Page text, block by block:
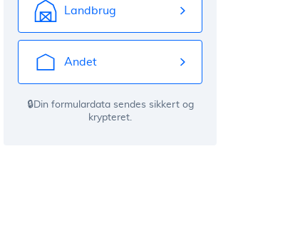
Landbrug
Andet
🔒Din formulardata sendes sikkert og
krypteret.